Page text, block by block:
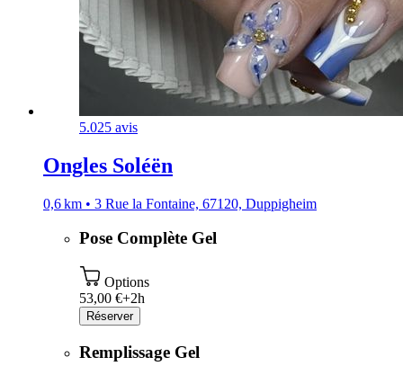
5.025 avis
Ongles Soléën
0,6 km • 3 Rue la Fontaine, 67120, Duppigheim
Pose Complète Gel
Options
53,00 €+2h
Réserver
Remplissage Gel